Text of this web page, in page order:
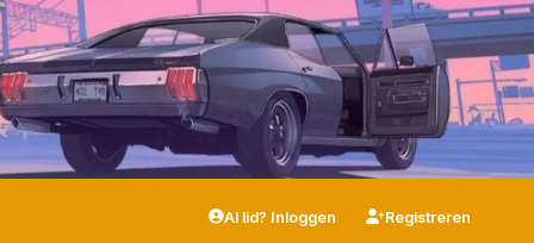
Al lid? Inloggen Registreren